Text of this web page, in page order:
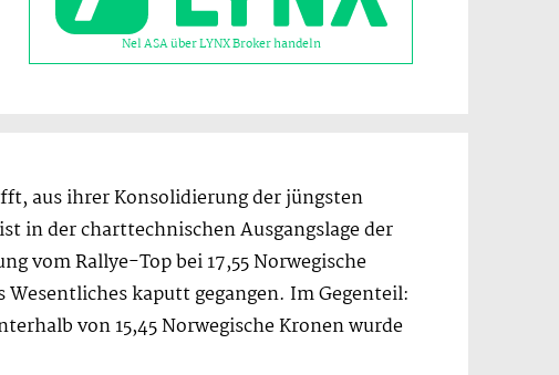
Nel ASA über LYNX Broker handeln
aus ihrer Konsolidierung der jüngsten
in der charttechnischen Ausgangslage der
vom Rallye-Top bei 17,55 Norwegische
kaputt gegangen. Im Gegenteil:
von 15,45 Norwegische Kronen wurde